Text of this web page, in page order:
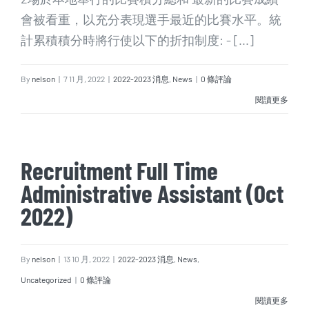
會被看重，以充分表現選手最近的比賽水平。統
計累積積分時將行使以下的折扣制度: - [...]
By nelson | 7 11 月, 2022 | 2022-2023 消息 , News | 0 條評論
閱讀更多
Recruitment Full Time
Administrative Assistant (Oct
2022)
By nelson | 13 10 月, 2022 | 2022-2023 消息 , News,
Uncategorized | 0 條評論
閱讀更多